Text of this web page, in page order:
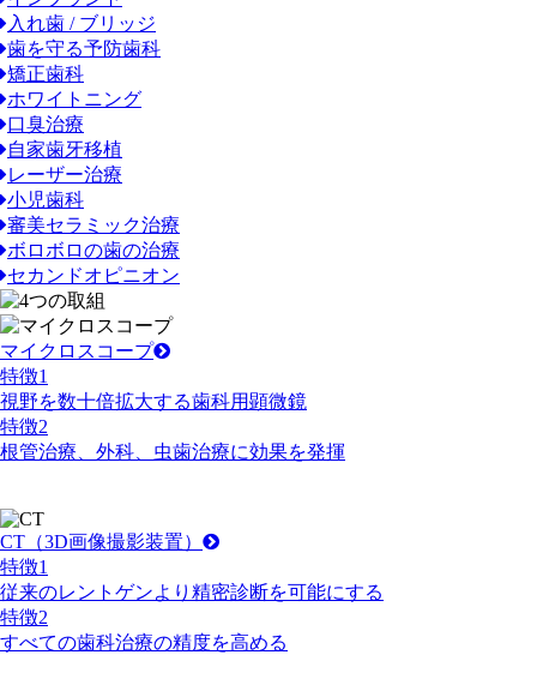
入れ歯 / ブリッジ
歯を守る予防歯科
矯正歯科
ホワイトニング
口臭治療
自家歯牙移植
レーザー治療
小児歯科
審美セラミック治療
ボロボロの歯の治療
セカンドオピニオン
マイクロスコープ
特徴1
視野を数十倍拡大する歯科用顕微鏡
特徴2
根管治療、外科、虫歯治療に効果を発揮
CT （3D画像撮影装置）
特徴1
従来のレントゲンより精密診断を可能にする
特徴2
すべての歯科治療の精度を高める